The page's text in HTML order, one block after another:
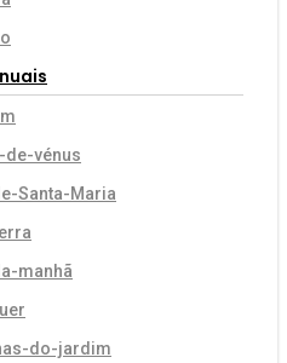
de-vénus
Santa-Maria
manhã
do-jardim